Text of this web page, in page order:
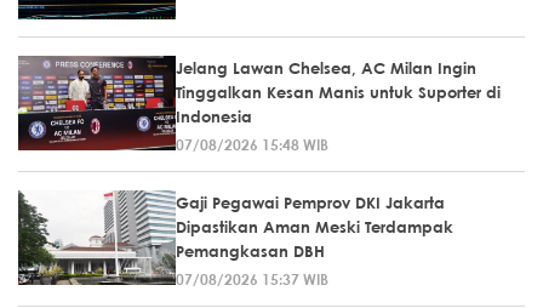
Jelang Lawan Chelsea, AC Milan Ingin
Tinggalkan Kesan Manis untuk Suporter di
Indonesia
07/08/2026 15:48 WIB
Gaji Pegawai Pemprov DKI Jakarta
Dipastikan Aman Meski Terdampak
Pemangkasan DBH
07/08/2026 15:37 WIB